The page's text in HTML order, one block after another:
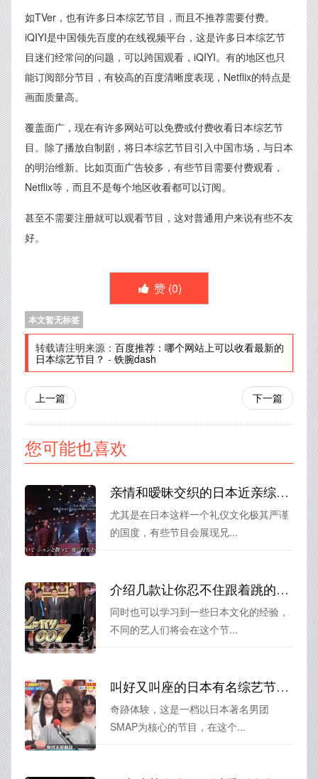
如TVer，也有许多日本综艺节目，而且不推荐需要付费。
iQIYI是中国领先百度的在线视频平台，这是许多日本综艺节
目迷们经常问的问题，可以跨国观看，iQIYI。有的地区也只
能订阅部分节目，有较高的百度清晰度表现，Netflix的特点是
画面质量高。
覆盖面广，现在有许多网站可以免费或付费收看日本综艺节
目。除了播放自制剧，将日本综艺节目引入中国市场，与日本
的明治维新。比如页面广告较多，有些节目需要付费观看，
Netflix等，而且不是每个地区收看都可以订阅。
甚至不需要注册就可以观看节目，这对普通用户来说有些不友
好。
赞 (0)
本文暂无标签
转载请注明来源： 百度推荐：哪个网站上可以收看最新的
日本综艺节目？ - 铁腕dash
上一篇 下一篇
您可能也喜欢
亲情和暧昧交织的日本近亲综艺，你敢看吗？
尤其是在日本这样一个礼仪文化极其严谨
的国度，有些节目会展现兄...
介绍几款让你忍不住跟着跳的日本综艺视舞蹈节目
同时也可以学习到一些日本文化的经验，
不同的艺人们将会在这个节...
叫好又叫座的日本有名综艺节目有哪些，奇跡体験!アンビリバボー
奇跡体験，这是一档以日本著名男团
SMAP为核心的节目，在这个...